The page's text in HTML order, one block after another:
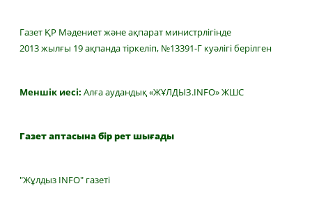
Газет ҚР Мәдениет және ақпарат министрлігінде
2013 жылғы 19 ақпанда тіркеліп, №13391-Г куәлігі берілген
Меншік иесі: Алға аудандық «ЖҰЛДЫЗ.INFO» ЖШС
Газет аптасына бір рет шығады
"Жұлдыз INFO" газеті